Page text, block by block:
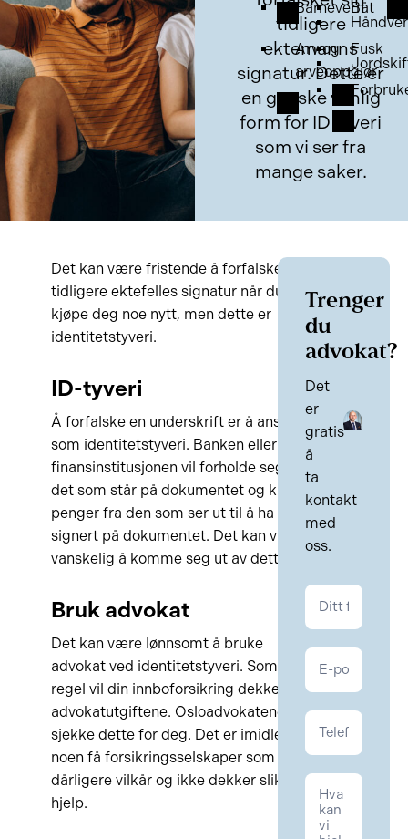
Barnevern
Arv og
arveoppgjør
Båt
Fusk
tidligere
ektemanns
signatur. Dette er
en ganske vanlig
form for ID tyveri
som vi ser fra
mange saker.
Det kan være fristende å forfalske en
tidligere ektefelles signatur når du vil
kjøpe deg noe nytt, men dette er
identitetstyveri.
ID-tyveri
Å forfalske en underskrift er å anse
som identitetstyveri. Banken eller
finansinstitusjonen vil forholde seg til
det som står på dokumentet og kreve
penger fra den som ser ut til å ha
signert på dokumentet. Det kan være
vanskelig å komme seg ut av dette.
Bruk advokat
Det kan være lønnsomt å bruke
advokat ved identitetstyveri. Som
regel vil din innboforsikring dekke
advokatutgiftene. Osloadvokatene vil
sjekke dette for deg. Det er imidlertid
noen få forsikringsselskaper som har
dårligere vilkår og ikke dekker slik
hjelp.
Trenger
du
advokat?
Det
er
gratis
å
ta
kontakt
med
oss.
Kontakt